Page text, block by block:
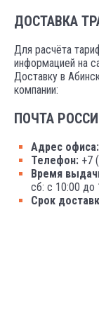
ДОСТАВКА
Для расчёта
информацией на
Доставку в
компании:
ПОЧТА
Адрес офиса:
Телефон: +7
Время
сб: с 10:00 до
Срок